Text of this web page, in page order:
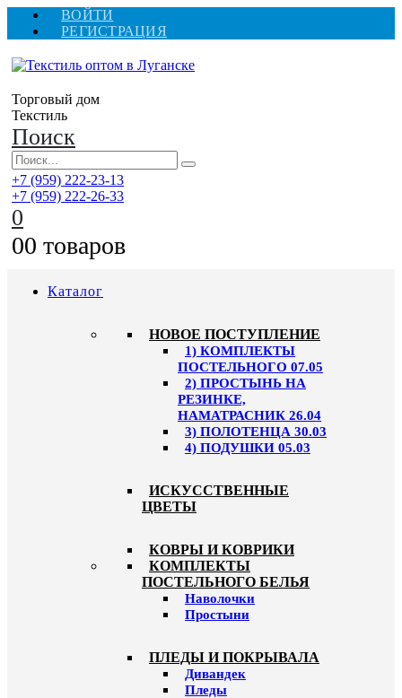
ВОЙТИ
РЕГИСТРАЦИЯ
Торговый дом
Текстиль
Поиск
+7 (959) 222-23-13
+7 (959) 222-26-33
0
00 товаров
Каталог
HОВОЕ ПОСТУПЛЕНИЕ
1) КОМПЛЕКТЫ
ПОСТЕЛЬНОГО 07.05
2) ПРОСТЫНЬ НА
РЕЗИНКЕ,
НАМАТРАСНИК 26.04
3) ПОЛОТЕНЦА 30.03
4) ПОДУШКИ 05.03
ИСКУССТВЕННЫЕ
ЦВЕТЫ
КОВРЫ И КОВРИКИ
КОМПЛЕКТЫ
ПОСТЕЛЬНОГО БЕЛЬЯ
Наволочки
Простыни
ПЛЕДЫ И ПОКРЫВАЛА
Дивандек
Пледы